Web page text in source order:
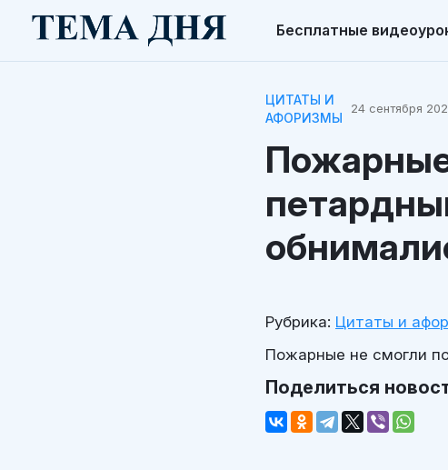
Бесплатные
ЦИТАТЫ И
АФОРИЗМЫ
24 сентября
Рубрика: Цитаты и
Пожарные не смогли
Поделиться